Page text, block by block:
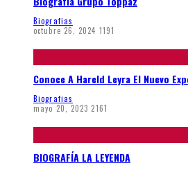
Biografias
octubre 26, 2024 1191
Conoce A Hareld Leyra El Nuevo
Biografias
mayo 20, 2023 2161
BIOGRAFÍA LA LEYENDA